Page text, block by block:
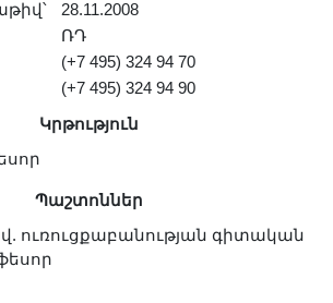
28.11.2008
ՌԴ
(+7 495) 324 94 70
(+7 495) 324 94 90
Կրթություն
Պաշտոններ
ուռուցքաբանության գիտական